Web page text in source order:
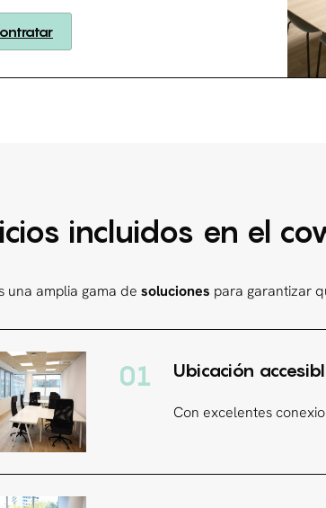
incluidos en el
una amplia gama de soluciones para garantizar
01 Ubicación
Con excelentes